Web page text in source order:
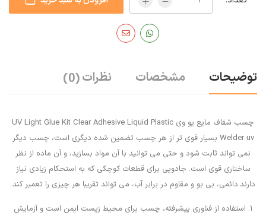
توضیحات مشخصات نظرات(0)
چسب شفاف مایع یو وی UV Light Glue Kit Clear Adhesive Liquid Plastic
Welder uv بسیار قوی تر از هر چسب تضمین شده دیگری است، چسب دیگر
نمی تواند ثابت شود و حتی می توانید با آن مواد بسازید، و آن ماده از نظر
ساختاری قوی است. جادویی برای قطعات کوچکی که به استحکام زیادی نیاز
دارند.دائمی، بی بو و مقاوم در برابر آب، می تواند تقریبا هر چیزی را تعمیر کند.
۱. استفاده از فناوری پیشرفته، چسب برای محیط زیست ایمن است و آزمایش